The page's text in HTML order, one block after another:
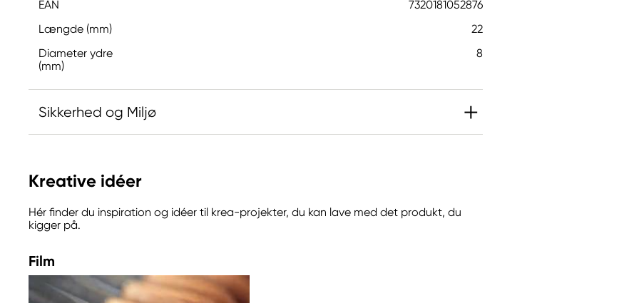
EAN
7320181052876
Længde (mm)
22
Diameter ydre
(mm)
8
Sikkerhed og Miljø
Kreatima
205 14 Malmö, Sweden
www.panduro.com
Kreative idéer
Hér finder du inspiration og idéer til krea-projekter, du kan lave med det produkt, du
kigger på.
Film